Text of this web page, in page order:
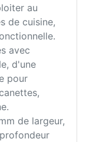
au
de cuisine,
avec
d'une
pour
de largeur,